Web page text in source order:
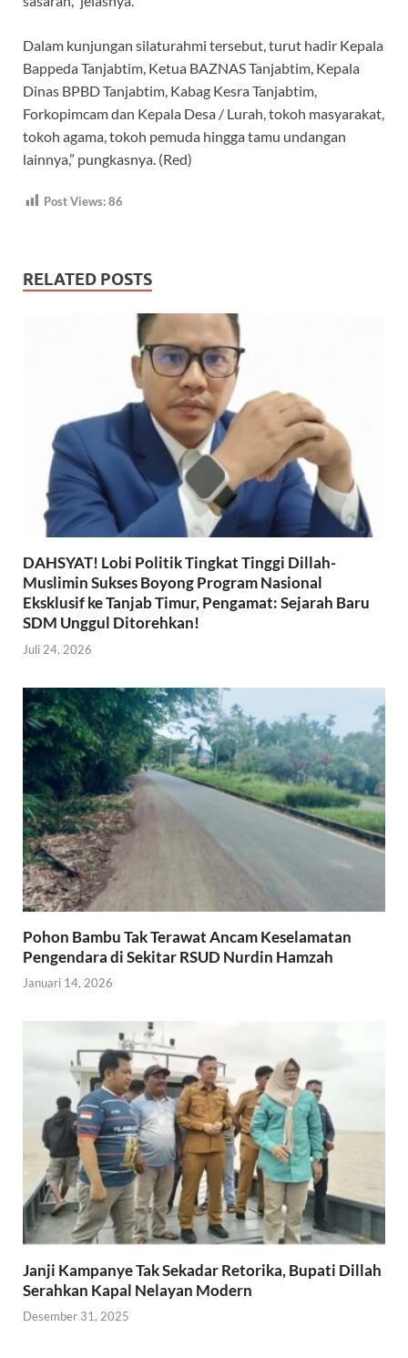
Dalam kunjungan silaturahmi tersebut, turut hadir Kepala
Bappeda Tanjabtim, Ketua BAZNAS Tanjabtim, Kepala
Dinas BPBD Tanjabtim, Kabag Kesra Tanjabtim,
Forkopimcam dan Kepala Desa / Lurah, tokoh masyarakat,
tokoh agama, tokoh pemuda hingga tamu undangan
lainnya,” pungkasnya. (Red)
Post Views:86
RELATED POSTS
DAHSYAT! Lobi Politik Tingkat Tinggi Dillah-
Muslimin Sukses Boyong Program Nasional
Eksklusif ke Tanjab Timur, Pengamat: Sejarah Baru
SDM Unggul Ditorehkan!
Juli 24, 2026
Pohon Bambu Tak Terawat Ancam Keselamatan
Pengendara di Sekitar RSUD Nurdin Hamzah
Januari 14, 2026
Janji Kampanye Tak Sekadar Retorika, Bupati Dillah
Serahkan Kapal Nelayan Modern
Desember 31, 2025